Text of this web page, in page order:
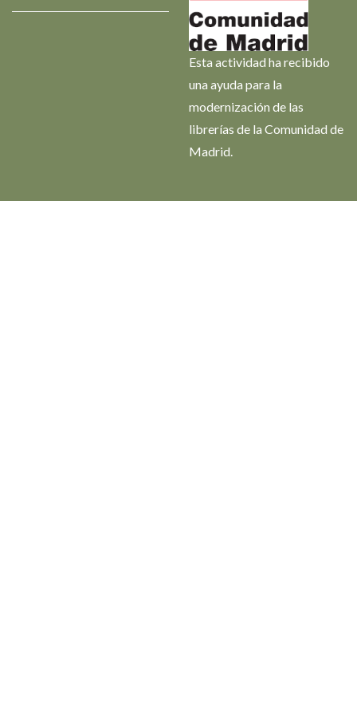
Esta actividad ha recibido
una ayuda para la
modernización de las
librerías de la Comunidad de
Madrid.